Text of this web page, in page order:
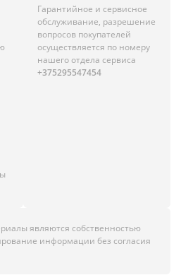
Гарантийное и сервисное
обслуживание, разрешение
вопросов покупателей
осуществляется по номеру
нашего отдела сервиса
+375295547454
являются собственностью
информации без согласия